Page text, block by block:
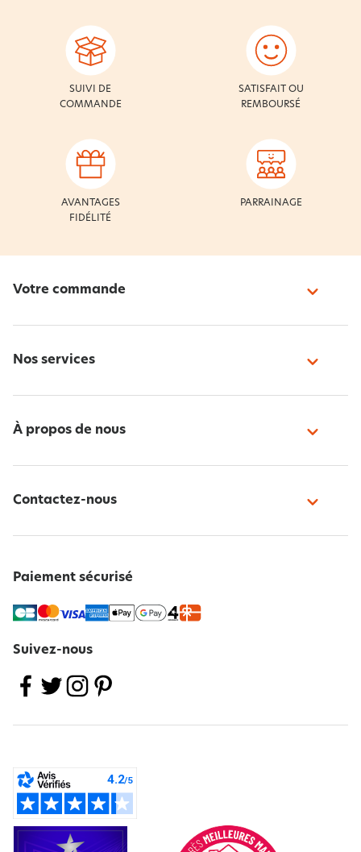
SUIVI DE
COMMANDE
SATISFAIT OU
REMBOURSÉ
AVANTAGES
FIDÉLITÉ
PARRAINAGE
Votre commande
Nos services
À propos de nous
Contactez-nous
Paiement sécurisé
Suivez-nous